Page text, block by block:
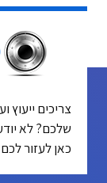
צריכים
כאן לעזור